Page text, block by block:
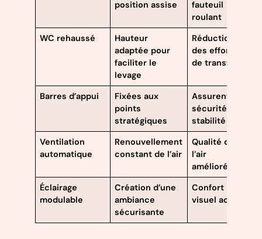
position assise
fauteuil
roulant
WC rehaussé
Hauteur
adaptée pour
faciliter le
levage
Réduction
des efforts
de transfert
Barres d’appui
Fixées aux
points
stratégiques
Assurent
sécurité et
stabilité
Ventilation
automatique
Renouvellement
constant de l’air
Qualité de
l’air
améliorée
Éclairage
modulable
Création d’une
ambiance
sécurisante
Confort
visuel accru